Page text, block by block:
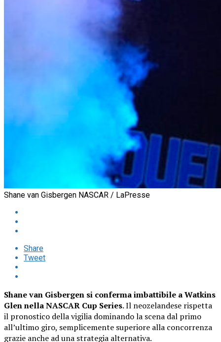
Shane van Gisbergen NASCAR / LaPresse
Share
Tweet
Shane van Gisbergen si conferma imbattibile a Watkins
Glen nella NASCAR Cup Series. Il neozelandese rispetta
il pronostico della vigilia dominando la scena dal primo
all’ultimo giro, semplicemente superiore alla concorrenza
grazie anche ad una strategia alternativa.